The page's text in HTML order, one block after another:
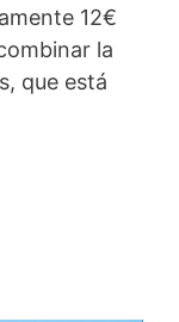
12€
la
que está